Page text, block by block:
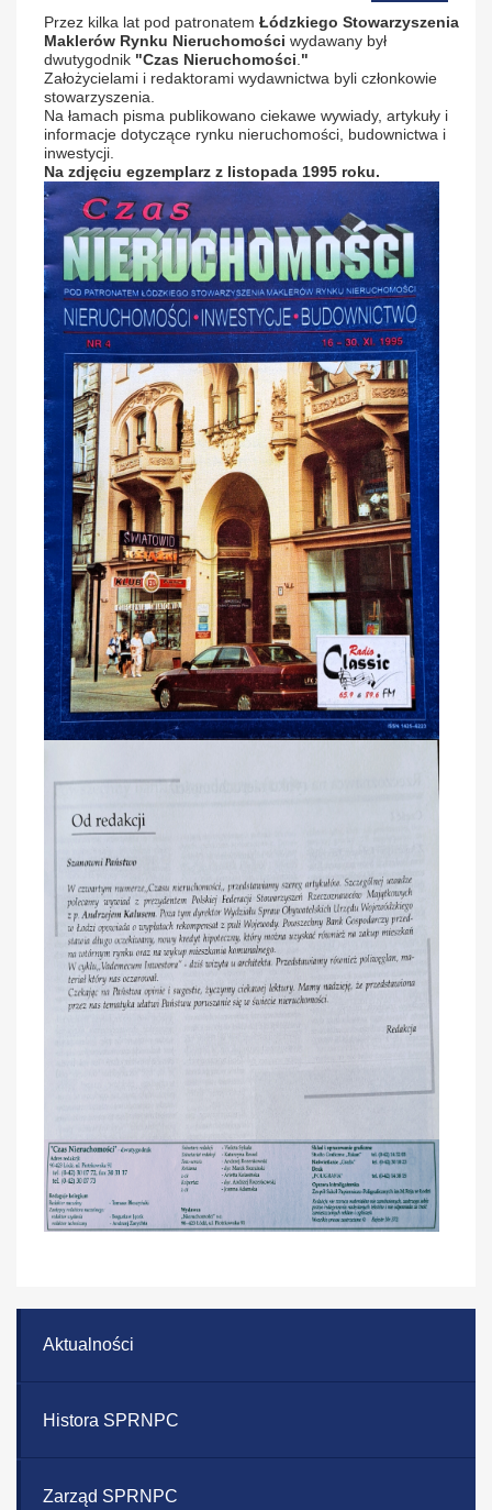
Przez kilka lat pod patronatem Łódzkiego Stowarzyszenia
Maklerów Rynku Nieruchomości wydawany był
dwutygodnik "Czas Nieruchomości "
Założycielami i redaktorami wydawnictwa byli członkowie
stowarzyszenia.
Na łamach pisma publikowano ciekawe wywiady, artykuły i
informacje dotyczące rynku nieruchomości, budownictwa i
inwestycji.
Na zdjęciu egzemplarz z listopada 1995 roku.
Aktualności
Histora SPRNPC
Zarząd SPRNPC